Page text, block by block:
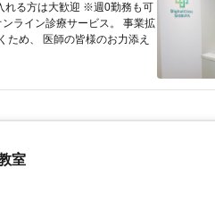
れる方は大歓迎 ※週0勤務も可
ライン診療サービス。 事業拡
ため、 医師の皆様のお力添え
室